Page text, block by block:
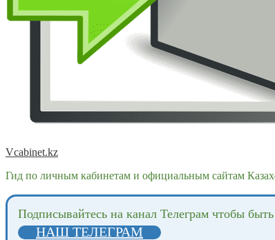
Vcabinet.kz
Гид по личным кабинетам и официальным сайтам
Подпиcывайтесь на канал Телеграм чтобы
НАШ ТЕЛЕГРАМ